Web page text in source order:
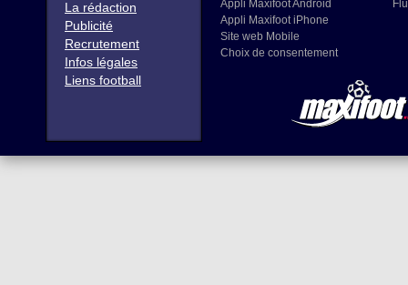
La rédaction
Publicité
Recrutement
Infos légales
Liens football
Appli Maxifoot Android
Appli Maxifoot iPhone
Site web Mobile
Choix de consentement